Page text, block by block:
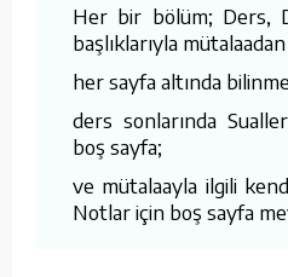
Her bir bölüm; Ders,
başlıklarıyla
her sayfa altında
ders sonlarında Sualler
boş sayfa;
ve mütalaayla ilgili
Notlar için boş sayfa